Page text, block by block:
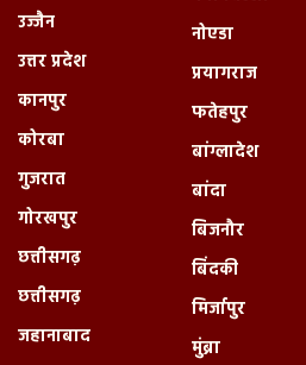
उज्जैन
उत्तर प्रदेश
कानपुर
कोरबा
गुजरात
गोरखपुर
छत्तीसगढ़
छत्तीसगढ़
जहानाबाद
नोएडा
प्रयागराज
फतेहपुर
बांग्लादेश
बांदा
बिजनौर
बिंदकी
मिर्जापुर
मुंब्रा